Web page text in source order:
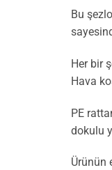
Bu
Her bir
Hava
PE
dokulu
Ürünün